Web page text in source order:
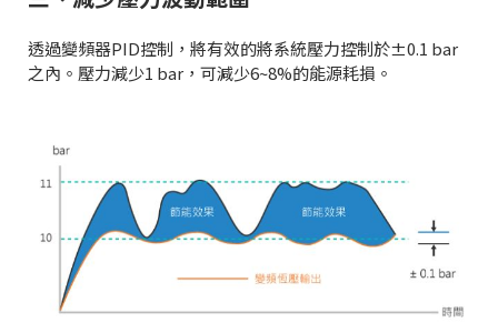
透過變頻器PID控制，將有效的將系統壓力控制於±0.1 bar
之內。壓力減少1 bar，可減少6~8%的能源耗損。